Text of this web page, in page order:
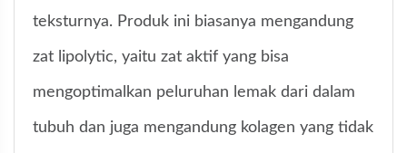
teksturnya. Produk ini biasanya mengandung
zat lipolytic, yaitu zat aktif yang bisa
mengoptimalkan peluruhan lemak dari dalam
tubuh dan juga mengandung kolagen yang tidak